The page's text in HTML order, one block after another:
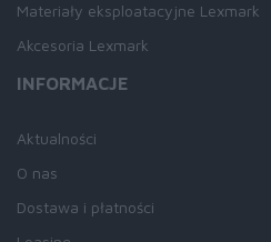
Materiały eksploatacyjne Lexmark
Akcesoria Lexmark
INFORMACJE
Aktualności
O nas
Dostawa i płatności